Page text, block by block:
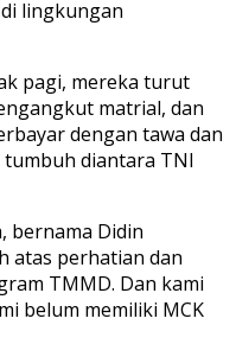
lingkungan
pagi, mereka turut
matrial, dan
dengan tawa dan
tumbuh diantara TNI
bernama Didin
atas perhatian dan
TMMD. Dan kami
belum memiliki MCK